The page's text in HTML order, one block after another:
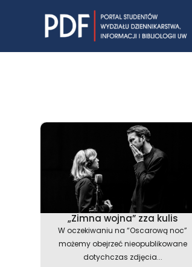
„Zimna wojna” zza kulis
W oczekiwaniu na “Oscarową noc”
możemy obejrzeć nieopublikowane
dotychczas zdjęcia...